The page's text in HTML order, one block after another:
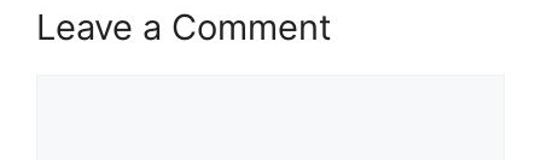
Leave a Comment